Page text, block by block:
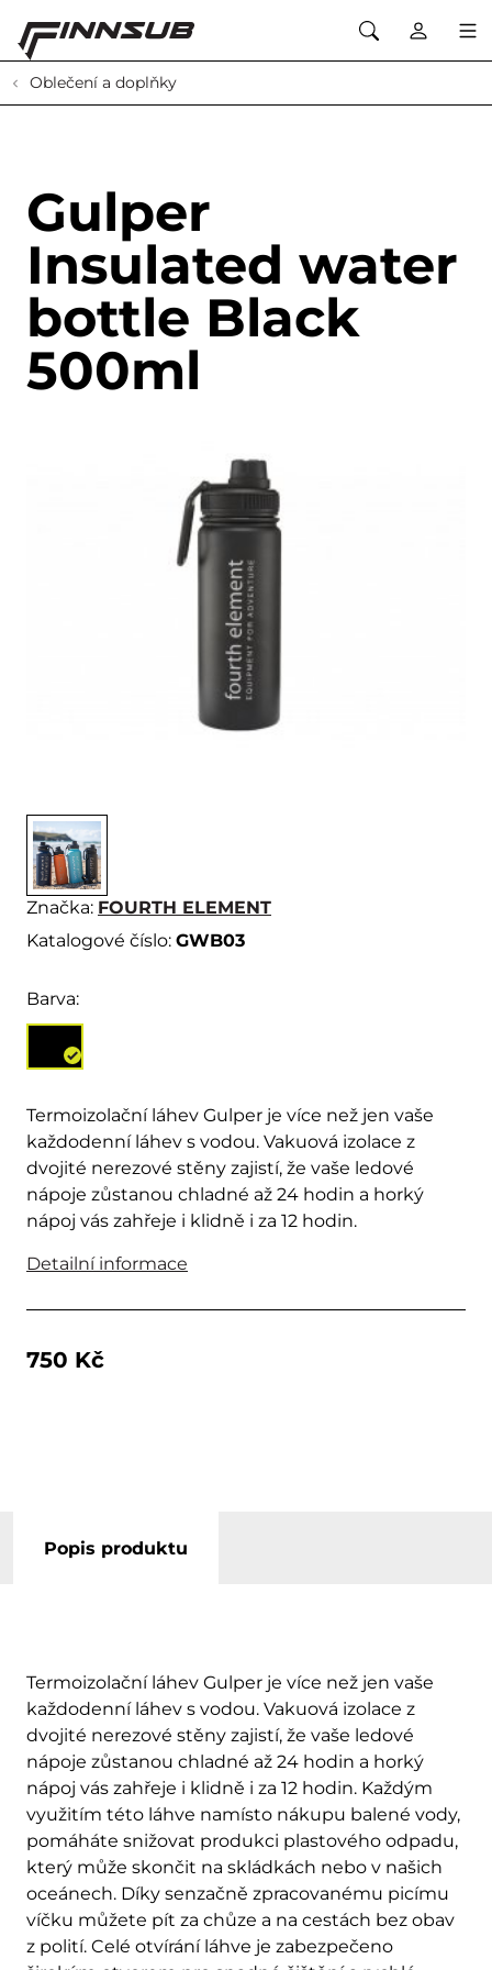
Oblečení a doplňky
Gulper
Insulated water
bottle Black
500ml
Značka: FOURTH ELEMENT
Katalogové číslo: GWB03
Barva:
Termoizolační láhev Gulper je více než jen vaše
každodenní láhev s vodou. Vakuová izolace z
dvojité nerezové stěny zajistí, že vaše ledové
nápoje zůstanou chladné až 24 hodin a horký
nápoj vás zahřeje i klidně i za 12 hodin.
Detailní informace
750 Kč
Popis produktu
Termoizolační láhev Gulper je více než jen vaše
každodenní láhev s vodou. Vakuová izolace z
dvojité nerezové stěny zajistí, že vaše ledové
nápoje zůstanou chladné až 24 hodin a horký
nápoj vás zahřeje i klidně i za 12 hodin. Každým
využitím této láhve namísto nákupu balené vody,
pomáháte snižovat produkci plastového odpadu,
který může skončit na skládkách nebo v našich
oceánech. Díky senzačně zpracovanému picímu
víčku můžete pít za chůze a na cestách bez obav
z polití. Celé otvírání láhve je zabezpečeno